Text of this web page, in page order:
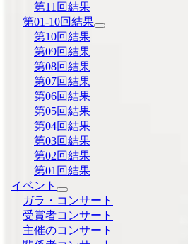
第11回結果
第01-10回結果
第10回結果
第09回結果
第08回結果
第07回結果
第06回結果
第05回結果
第04回結果
第03回結果
第02回結果
第01回結果
イベント
ガラ・コンサート
受賞者コンサート
主催のコンサート